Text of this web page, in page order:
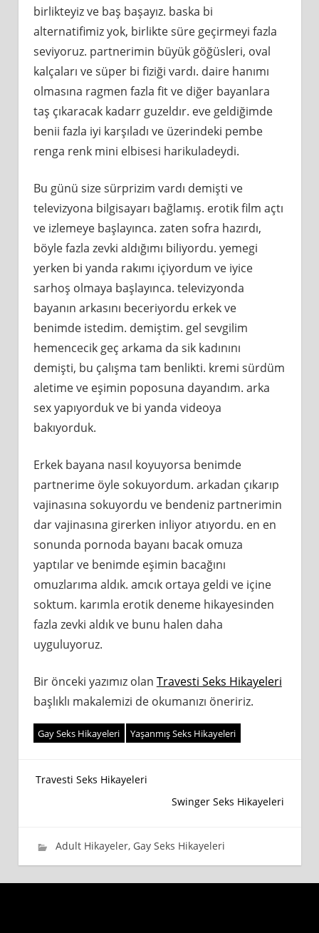
birlikteyiz ve baş başayız. baska bi
alternatifimiz yok, birlikte süre geçirmeyi fazla
seviyoruz. partnerimin büyük göğüsleri, oval
kalçaları ve süper bi fiziği vardı. daire hanımı
olmasına ragmen fazla fit ve diğer bayanlara
taş çıkaracak kadarr guzeldır. eve geldiğimde
benii fazla iyi karşıladı ve üzerindeki pembe
renga renk mini elbisesi harikuladeydi.
Bu günü size sürprizim vardı demişti ve
televizyona bilgisayarı bağlamış. erotik film açtı
ve izlemeye başlayınca. zaten sofra hazırdı,
böyle fazla zevki aldığımı biliyordu. yemegi
yerken bi yanda rakımı içiyordum ve iyice
sarhoş olmaya başlayınca. televizyonda
bayanın arkasını beceriyordu erkek ve
benimde istedim. demiştim. gel sevgilim
hemencecik geç arkama da sik kadınını
demişti, bu çalışma tam benlikti. kremi sürdüm
aletime ve eşimin poposuna dayandım. arka
sex yapıyorduk ve bi yanda videoya
bakıyorduk.
Erkek bayana nasıl koyuyorsa benimde
partnerime öyle sokuyordum. arkadan çıkarıp
vajinasına sokuyordu ve bendeniz partnerimin
dar vajinasına girerken inliyor atıyordu. en en
sonunda pornoda bayanı bacak omuza
yaptılar ve benimde eşimin bacağını
omuzlarıma aldık. amcık ortaya geldi ve içine
soktum. karımla erotik deneme hikayesinden
fazla zevki aldık ve bunu halen daha
uyguluyoruz.
Bir önceki yazımız olan Travesti Seks Hikayeleri
başlıklı makalemizi de okumanızı öneririz.
Gay Seks Hikayeleri Yaşanmış Seks Hikayeleri
Yazı
Travesti Seks Hikayeleri
Swinger Seks Hikayeleri
2 Temmuz 2020
wpadmin_745cb4
Adult Hikayeler, Gay Seks Hikayeleri